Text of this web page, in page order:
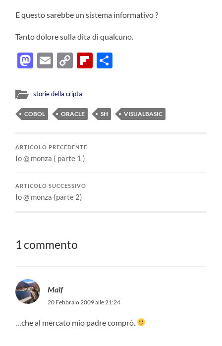
E questo sarebbe un sistema informativo ?
Tanto dolore sulla dita di qualcuno.
Mastodon
EmailCopyFlipboard
storie della cripta
COBOL ORACLE SH VISUALBASIC
ARTICOLO PRECEDENTE
Io @ monza ( parte 1 )
ARTICOLO SUCCESSIVO
Io @ monza (parte 2)
1 commento
Malf
20 Febbraio 2009 alle 21:24
…che al mercato mio padre comprò.